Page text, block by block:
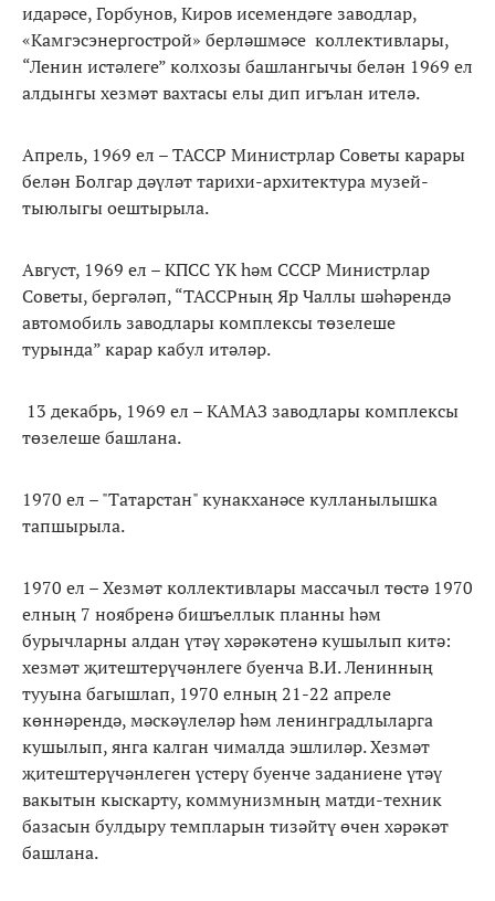
идарәсе, Горбунов, Киров исемендәге заводлар,
«Камгэсэнергострой» берләшмәсе коллективлары,
“Ленин истәлеге” колхозы башлангычы белән 1969 ел
алдынгы хезмәт вахтасы елы дип игълан ителә.
Апрель, 1969 ел – ТАССР Министрлар Советы карары
белән Болгар дәүләт тарихи-архитектура музей-
тыюлыгы оештырыла.
Август, 1969 ел – КПСС ҮК һәм СССР Министрлар
Советы, бергәләп, “ТАССРның Яр Чаллы шәһәрендә
автомобиль заводлары комплексы төзелеше
турында” карар кабул итәләр.
13 декабрь, 1969 ел – КАМАЗ заводлары комплексы
төзелеше башлана.
1970 ел – "Татарстан" кунакханәсе кулланылышка
тапшырыла.
1970 ел – Хезмәт коллективлары массачыл төстә 1970
елның 7 ноябренә бишъеллык планны һәм
бурычларны алдан үтәү хәрәкәтенә кушылып китә:
хезмәт җитештерүчәнлеге буенча В.И. Ленинның
тууына багышлап, 1970 елның 21-22 апреле
көннәрендә, мәскәүлеләр һәм ленинградлыларга
кушылып, янга калган чималда эшлиләр. Хезмәт
җитештерүчәнлеген үстерү буенче заданиене үтәү
вакытын кыскарту, коммунизмның матди-техник
базасын булдыру темпларын тизәйтү өчен хәрәкәт
башлана.